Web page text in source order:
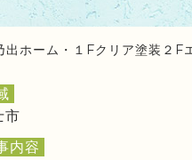
出ホーム・１Fクリア塗装２F
市
内容